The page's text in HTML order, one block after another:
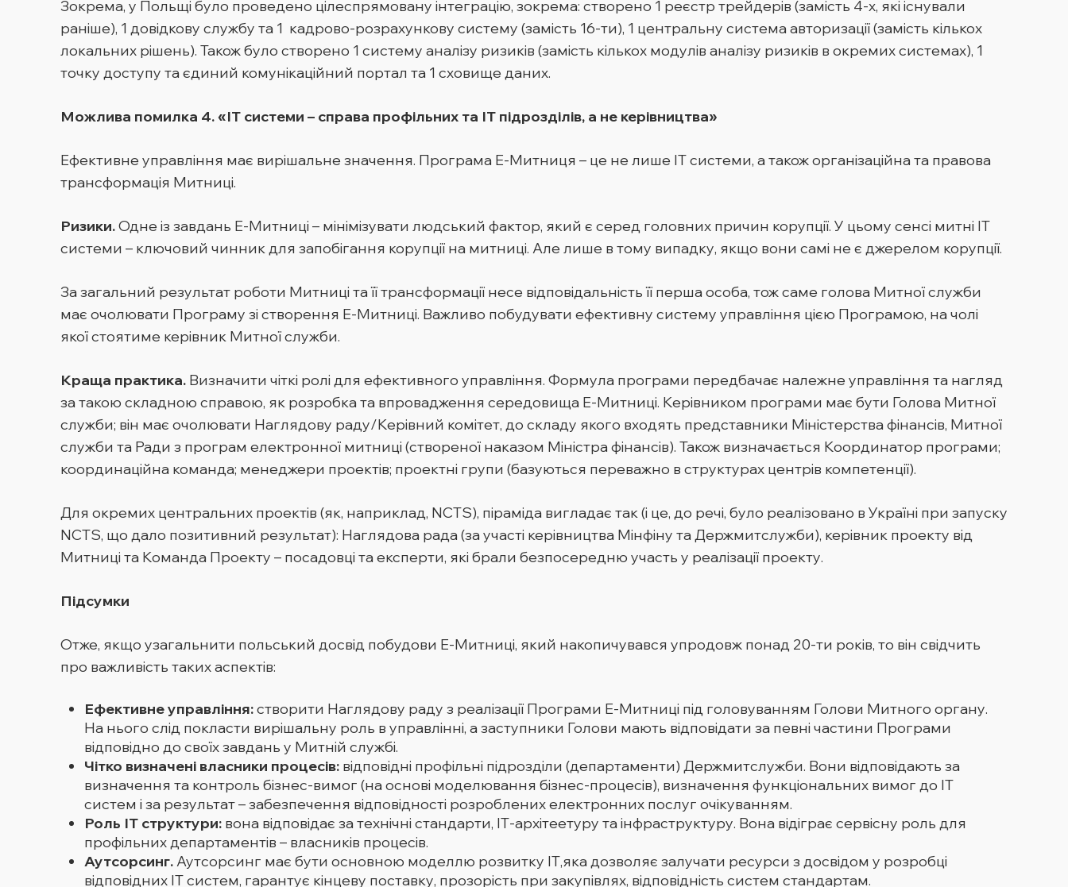
Зокрема, у Польщі було проведено цілеспрямовану інтеграцію, зокрема: створено 1 реєстр трейдерів (замість 4-х, які існували
раніше), 1 довідкову службу та 1 кадрово-розрахункову систему (замість 16-ти), 1 центральну система авторизації (замість кількох
локальних рішень). Також було створено 1 систему аналізу ризиків (замість кількох модулів аналізу ризиків в окремих системах), 1
точку доступу та єдиний комунікаційний портал та 1 сховище даних.
Можлива помилка 4. «ІТ системи – справа профільних та ІТ підрозділів, а не керівництва»
Ефективне управління має вирішальне значення. Програма Е-Митниця – це не лише ІТ системи, а також організаційна та правова
трансформація Митниці.
Ризики.Одне із завдань Е-Митниці – мінімізувати людський фактор, який є серед головних причин корупції. У цьому сенсі митні ІТ
системи – ключовий чинник для запобігання корупції на митниці. Але лише в тому випадку, якщо вони самі не є джерелом корупції.
За загальний результат роботи Митниці та її трансформації несе відповідальність її перша особа, тож саме голова Митної служби
має очолювати Програму зі створення Е-Митниці. Важливо побудувати ефективну систему управління цією Програмою, на чолі
якої стоятиме керівник Митної служби.
Краща практика. Визначити чіткі ролі для ефективного управління. Формула програми передбачає належне управління та нагляд
за такою складною справою, як розробка та впровадження середовища Е-Митниці. Керівником програми має бути Голова Митної
служби; він має очолювати Наглядову раду/Керівний комітет, до складу якого входять представники Міністерства фінансів, Митної
служби та Ради з програм електронної митниці (створеної наказом Міністра фінансів). Також визначається Координатор програми;
координаційна команда; менеджери проектів; проектні групи (базуються переважно в структурах центрів компетенції).
Для окремих центральних проектів (як, наприклад, NCTS), піраміда вигладає так (і це, до речі, було реалізовано в Україні при запуску
NCTS, що дало позитивний результат): Наглядова рада (за участі керівництва Мінфіну та Держмитслужби), керівник проекту від
Митниці та Команда Проекту – посадовці та експерти, які брали безпосередню участь у реалізації проекту.
Підсумки
Отже, якщо узагальнити польський досвід побудови Е-Митниці, який накопичувався упродовж понад 20-ти років, то він свідчить
про важливість таких аспектів:
Ефективне управління:створити Наглядову раду з реалізації Програми Е-Митниці під головуванням Голови Митного органу.
На нього слід покласти вирішальну роль в управлінні, а заступники Голови мають відповідати за певні частини Програми
відповідно до своїх завдань у Митній службі.
Чітко визначені власники процесів: відповідні профільні підрозділи (департаменти) Держмитслужби. Вони відповідають за
визначення та контроль бізнес-вимог (на основі моделювання бізнес-процесів), визначення функціональних вимог до ІТ
систем і за результат – забезпечення відповідності розроблених електронних послуг очікуванням.
Роль ІТ структури: вона відповідає за технічні стандарти, ІТ-архітеетуру та інфраструктуру. Вона відіграє сервісну роль для
профільних департаментів – власників процесів.
Аутсорсинг. Аутсорсинг має бути основною моделлю розвитку ІТ,яка дозволяє залучати ресурси з досвідом у розробці
відповідних ІТ систем, гарантує кінцеву поставку, прозорість при закупівлях, відповідність систем стандартам.